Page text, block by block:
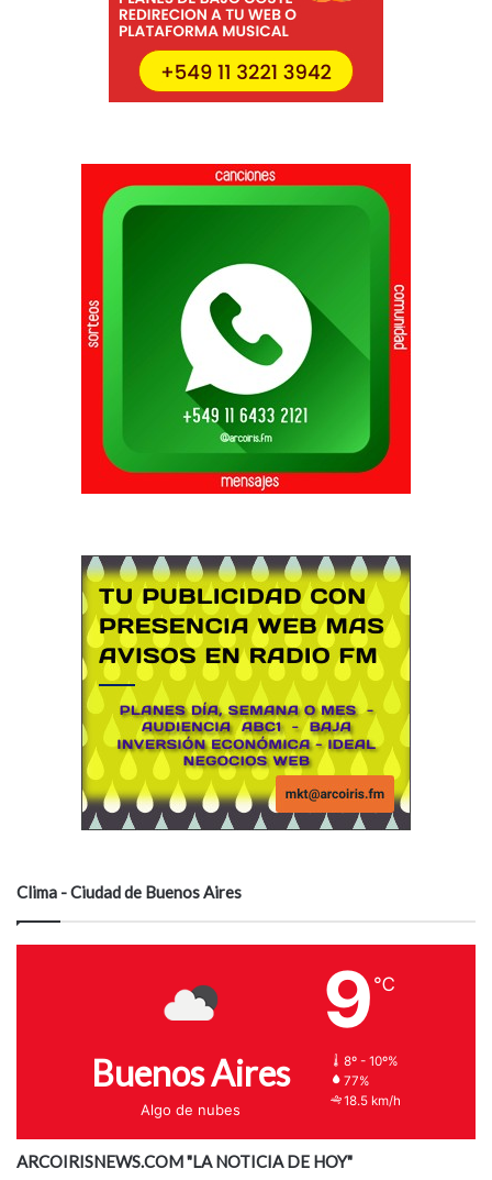
Clima - Ciudad de Buenos Aires
Buenos Aires
Algo de nubes
9 ℃
8º - 10º%
77%
18.5 km/h
ARCOIRISNEWS.COM "LA NOTICIA DE HOY"